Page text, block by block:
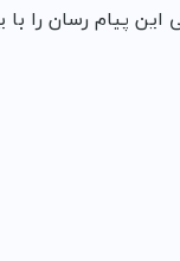
پیام رسان را با